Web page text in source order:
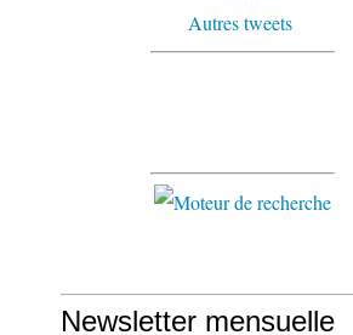
Autres tweets
Newsletter mensuelle